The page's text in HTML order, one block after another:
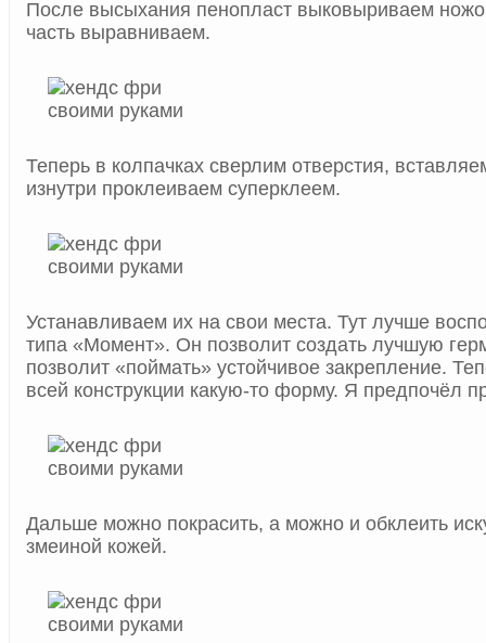
После высыхания пенопласт выковыриваем
часть выравниваем.
Теперь в колпачках сверлим отверстия,
изнутри проклеиваем суперклеем.
Устанавливаем их на свои места. Тут лучше
типа «Момент». Он позволит создать лучшую
позволит «поймать» устойчивое закрепление.
всей конструкции какую-то форму. Я предпочёл
Дальше можно покрасить, а можно и обклеить
змеиной кожей.